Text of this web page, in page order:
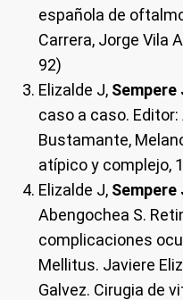
española de
Carrera, Jorge Vila
92)
Elizalde J, Sempere
caso a caso.
Bustamante,
atípico y complejo,
Elizalde J, Sempere
Abengochea S.
complicaciones
Mellitus. Javiere
Galvez. Cirugia de